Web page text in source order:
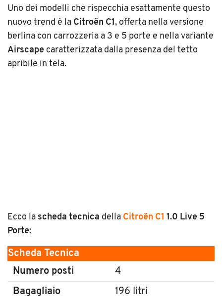
Uno dei modelli che rispecchia esattamente questo
nuovo trend è la Citroën C1, offerta nella versione
berlina con carrozzeria a 3 e 5 porte e nella variante
Airscape caratterizzata dalla presenza del tetto
apribile in tela.
Ecco la scheda tecnica della Citroën C1 1.0 Live 5
Porte:
Scheda Tecnica
Numero posti
4
Bagagliaio 196 litri